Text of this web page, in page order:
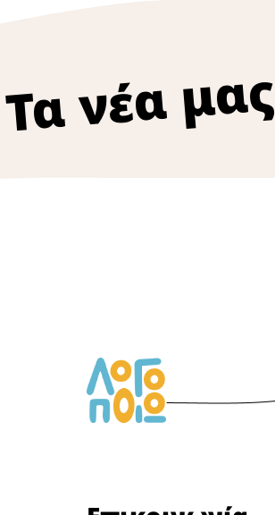
Τα νέα μας